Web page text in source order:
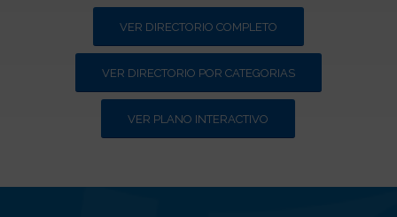
VER DIRECTORIO COMPLETO
VER DIRECTORIO POR CATEGORIAS
VER PLANO INTERACTIVO